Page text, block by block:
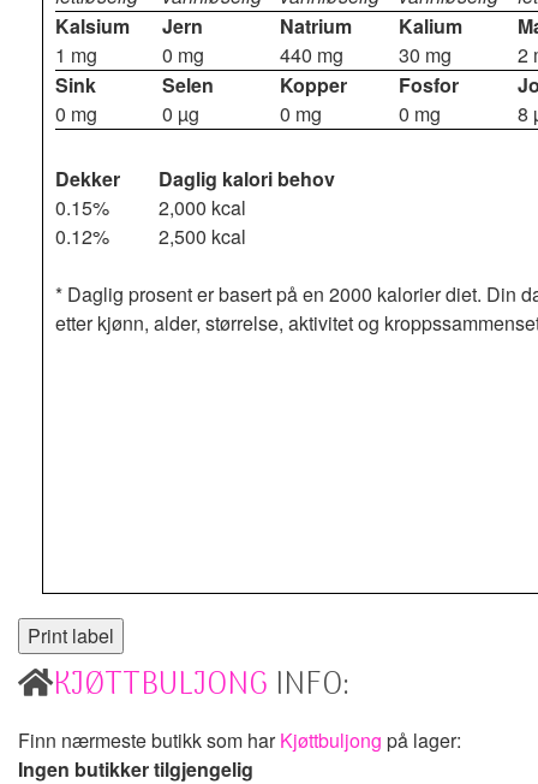
Kalsium
1 mg
Jern
0 mg
Natrium
440 mg
Kalium
30 mg
2
Sink
0 mg
Selen
0 µg
Kopper
0 mg
Fosfor
0 mg
8
Dekker
Daglig kalori behov
0.15%
2,000 kcal
0.12%
2,500 kcal
* Daglig prosent er basert på en 2000 kalorier diet. Din
etter kjønn, alder, størrelse, aktivitet og
KJØTTBULJONG INFO:
Finn nærmeste butikk som harKjøttbuljong på lager:
Ingen butikker tilgjengelig